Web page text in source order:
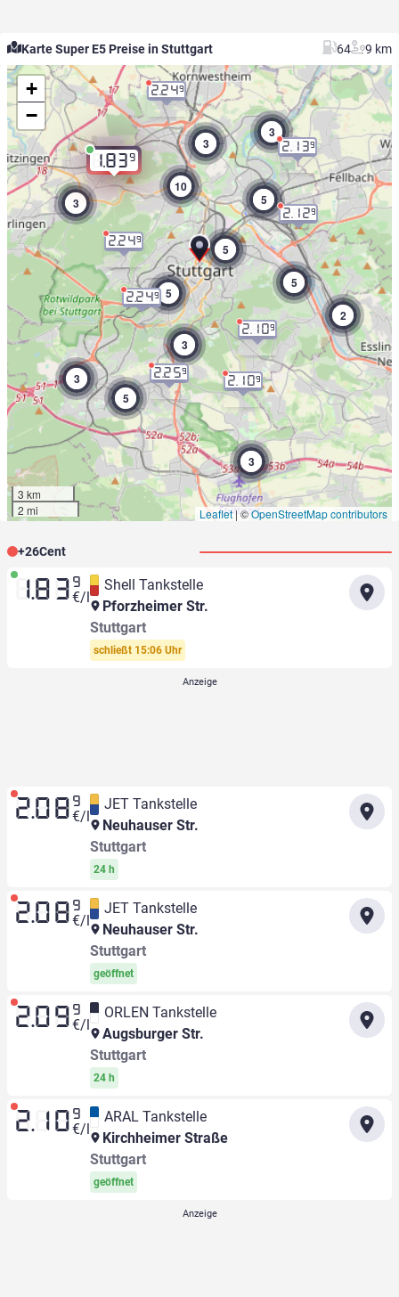
Karte Super E5 Preise in Stuttgart 64 9 km
1.839
2.249
2.139
2.249
3
2.129
5
5
5
2.249
10
3
3
2.109
3
2.259
3
5
2
5
2.109
3
+
−
3 km
2 mi
Leaflet|©OpenStreetMap contributors
+26Cent
1.83 9
€/l
Shell Tankstelle
Pforzheimer Str.
Stuttgart
schließt 15:06 Uhr
2.08 9
€/l
JET Tankstelle
Neuhauser Str.
Stuttgart
24 h
2.08 9
€/l
JET Tankstelle
Neuhauser Str.
Stuttgart
geöffnet
2.09 9
€/l
ORLEN Tankstelle
Augsburger Str.
Stuttgart
24 h
2.10 9
€/l
ARAL Tankstelle
Kirchheimer Straße
Stuttgart
geöffnet